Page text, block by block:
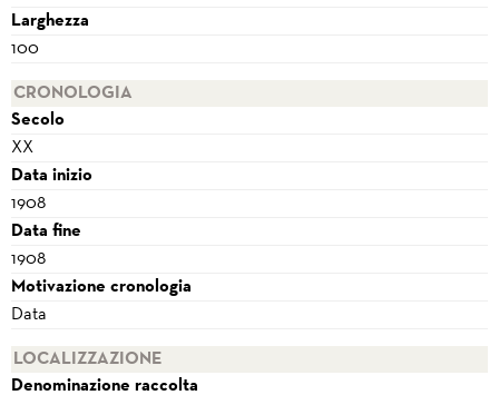
Larghezza
100
CRONOLOGIA
Secolo
XX
Data inizio
1908
Data fine
1908
Motivazione cronologia
Data
LOCALIZZAZIONE
Denominazione raccolta